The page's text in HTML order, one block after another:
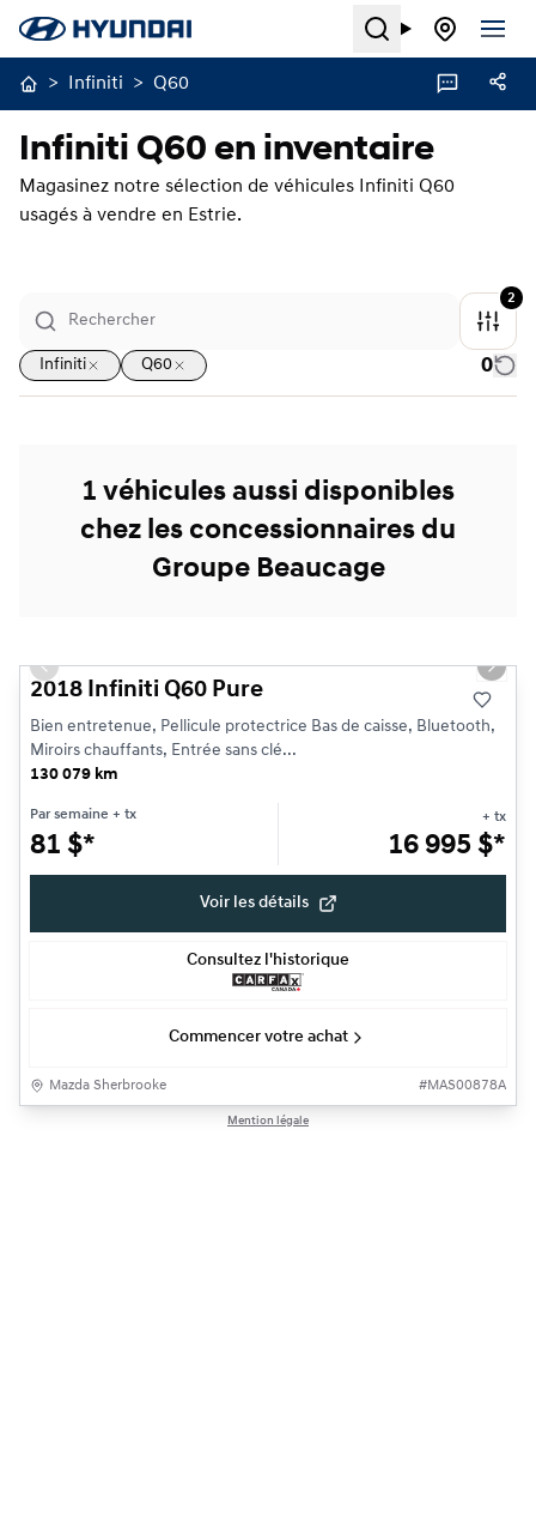
Search
> Infiniti > Q60
Infiniti Q60 en inventaire
Magasinez notre sélection de véhicules Infiniti Q60
usagés à vendre en Estrie.
2
Infiniti Q60 0
1 véhicules aussi disponibles
chez les concessionnaires du
Groupe Beaucage
Previous slide Next
2018 Infiniti Q60 Pure
Bien entretenue, Pellicule protectrice Bas de caisse, Bluetooth,
Miroirs chauffants, Entrée sans clé...
130 079 km
Par semaine + tx
81 $*
+ tx
16 995 $*
Voir les détails
Consultez l'historique
Commencer votre achat
Mazda Sherbrooke #MAS00878A
Mention légale